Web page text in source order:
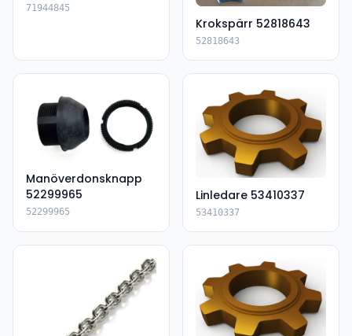
71944845
Krokspärr 52818643
52818643
Manöverdonsknapp
52299965
52299965
Linledare 53410337
53410337